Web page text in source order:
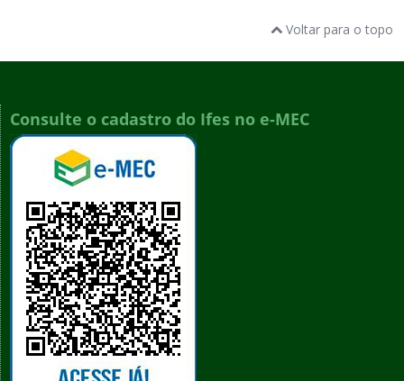
Voltar para o topo
Consulte o cadastro do Ifes no e-MEC